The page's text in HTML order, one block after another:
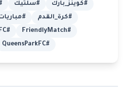
#كوينز_بارك #سلتيك
#كرة_القدم
#FriendlyMatch
#CelticFC
#QueensParkFC